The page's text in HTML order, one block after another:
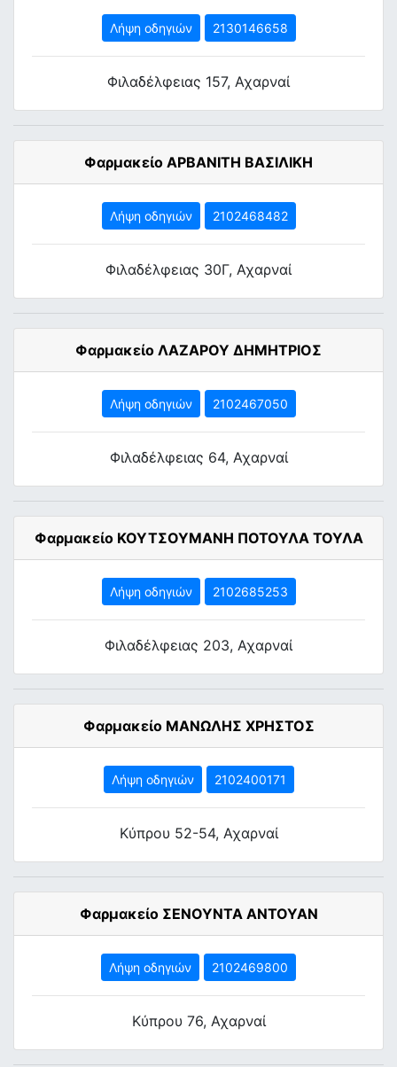
Λήψη οδηγιών 2130146658
Φιλαδέλφειας 157, Αχαρναί
Φαρμακείο ΑΡΒΑΝΙΤΗ ΒΑΣΙΛΙΚΗ
Λήψη οδηγιών 2102468482
Φιλαδέλφειας 30Γ, Αχαρναί
Φαρμακείο ΛΑΖΑΡΟΥ ΔΗΜΗΤΡΙΟΣ
Λήψη οδηγιών 2102467050
Φιλαδέλφειας 64, Αχαρναί
Φαρμακείο ΚΟΥΤΣΟΥΜΑΝΗ ΠΟΤΟΥΛΑ ΤΟΥΛΑ
Λήψη οδηγιών 2102685253
Φιλαδέλφειας 203, Αχαρναί
Φαρμακείο ΜΑΝΩΛΗΣ ΧΡΗΣΤΟΣ
Λήψη οδηγιών 2102400171
Κύπρου 52-54, Αχαρναί
Φαρμακείο ΣΕΝΟΥΝΤΑ ΑΝΤΟΥΑΝ
Λήψη οδηγιών 2102469800
Κύπρου 76, Αχαρναί